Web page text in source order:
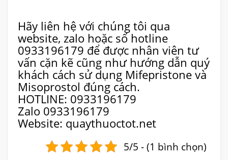
Hãy liên hệ với chúng tôi qua
website, zalo hoặc số hotline
0933196179 để được nhân viên tư
vấn cặn kẽ cũng như hướng dẫn quý
khách cách sử dụng Mifepristone và
Misoprostol đúng cách.
HOTLINE: 0933196179
Zalo 0933196179
Website: quaythuoctot.net
5/5 - (1 bình chọn)